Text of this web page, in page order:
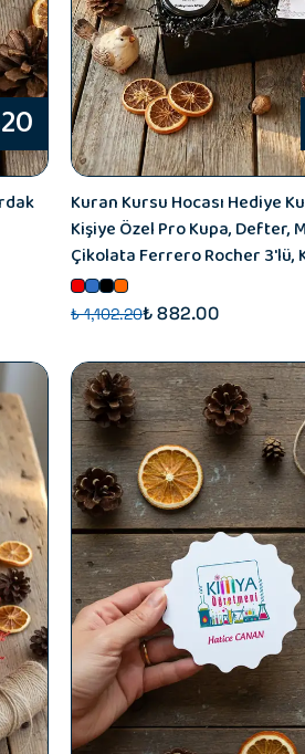
Kuran Kursu Hocası Hediye
Kişiye Özel Pro Kupa, Defter,
Çikolata Ferrero Rocher 3'lü,
₺ 1,102.20₺ 882.00